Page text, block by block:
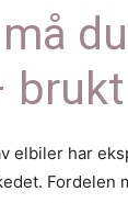
brukt
elbiler har
Fordelen